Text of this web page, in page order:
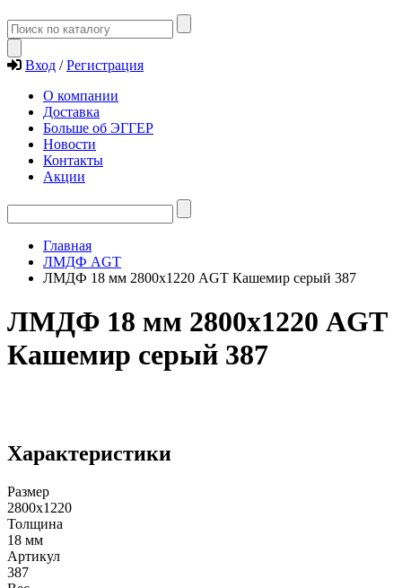
Вход / Регистрация
О компании
Доставка
Больше об ЭГГЕР
Новости
Контакты
Акции
Главная
ЛМДФ AGT
ЛМДФ 18 мм 2800х1220 AGT Кашемир серый 387
ЛМДФ 18 мм 2800х1220 AGT
Кашемир серый 387
Характеристики
Размер
2800х1220
Толщина
18 мм
Артикул
387